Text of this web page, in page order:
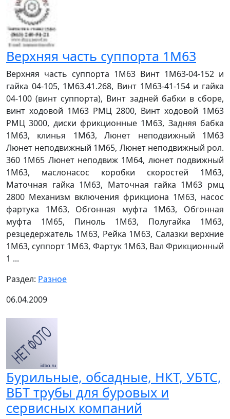
Верхняя часть суппорта 1М63
Верхняя часть суппорта 1М63 Винт 1М63-04-152 и
гайка 04-105, 1М63.41.268, Винт 1М63-41-154 и гайка
04-100 (винт суппорта), Винт задней бабки в сборе,
винт ходовой 1М63 РМЦ 2800, Винт ходовой 1М63
РМЦ 3000, диски фрикционные 1М63, Задняя бабка
1М63, клинья 1М63, Люнет неподвижный 1М63
Люнет неподвижный 1М65, Люнет неподвижный рол.
360 1М65 Люнет неподвиж 1М64, люнет подвижный
1М63, маслонасос коробки скоростей 1М63,
Маточная гайка 1М63, Маточная гайка 1М63 рмц
2800 Механизм включения фрикциона 1М63, насос
фартука 1М63, Обгонная муфта 1М63, Обгонная
муфта 1М65, Пиноль 1М63, Полугайка 1М63,
резцедержатель 1М63, Рейка 1М63, Салазки верхние
1М63, суппорт 1М63, Фартук 1М63, Вал Фрикционный
1 ...
Раздел: Разное
06.04.2009
Бурильные, обсадные, НКТ, УБТС,
ВБТ трубы для буровых и
сервисных компаний